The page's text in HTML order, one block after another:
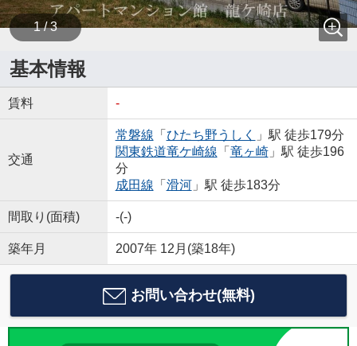
1 / 3
基本情報
賃料 -
交通
常磐線 「 ひたち野うしく
」駅 徒歩179分
関東鉄道竜ケ崎線 「 竜ヶ崎」駅 徒歩196
分
成田線 「 滑河」駅 徒歩183分
間取り(面積) -(-)
築年月 2007年 12月(築18年)
お問い合わせ(無料)